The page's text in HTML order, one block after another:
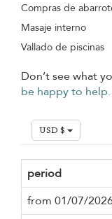
Compras de
Masaje interno
Vallado de piscinas
Don’t see what
be happy to help.
USD $
period
from 01/07/